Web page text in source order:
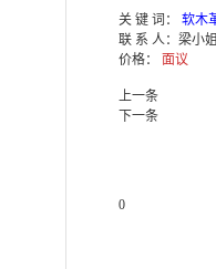
关 键 词：
软木
联 系 人： 梁小
价格： 面议
上一条
下一条
0